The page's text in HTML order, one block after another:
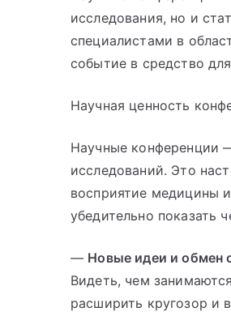
исследования, но и
специалистами в
событие в средство
Научная ценность
Научные конференции
исследований. Это
восприятие медицины
убедительно показать
— Новые идеи и обмен
Видеть, чем
расширить кругозор и